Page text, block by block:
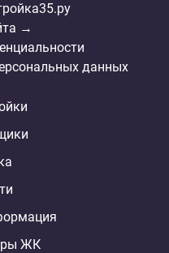
→
данных
ЖК